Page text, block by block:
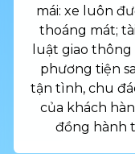
mái: xe luôn
thoáng mát;
luật giao
phương tiện
tận tình, chu
của khách
đồng hành